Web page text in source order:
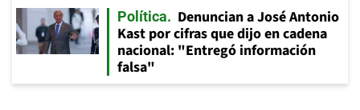
Política
Denuncian a José Antonio
Kast por cifras que dijo en cadena
nacional: "Entregó información
falsa"